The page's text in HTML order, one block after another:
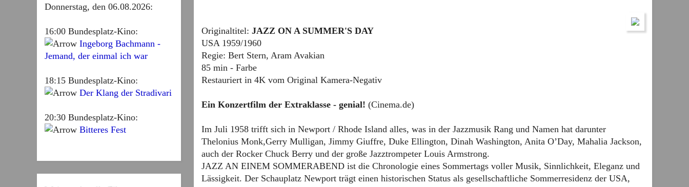
Donnerstag, den 06.08.2026:
16:00 Bundesplatz-Kino:
Ingeborg Bachmann -
Jemand, der einmal ich war
18:15 Bundesplatz-Kino:
Der Klang der Stradivari
20:30 Bundesplatz-Kino:
Bitteres Fest
Originaltitel:JAZZ ON A SUMMER'S DAY
USA 1959/1960
Regie: Bert Stern, Aram Avakian
85 min - Farbe
Restauriert in 4K vom Original Kamera-Negativ
Ein Konzertfilm der Extraklasse - genial! (Cinema.de)
Im Juli 1958 trifft sich in Newport / Rhode Island alles, was in der Jazzmusik Rang und Namen hat darunter
Thelonius Monk,Gerry Mulligan, Jimmy Giuffre, Duke Ellington, Dinah Washington, Anita O’Day, Mahalia Jackson,
auch der Rocker Chuck Berry und der große Jazztrompeter Louis Armstrong.
JAZZ AN EINEM SOMMERABEND ist die Chronologie eines Sommertags voller Musik, Sinnlichkeit, Eleganz und
Lässigkeit. Der Schauplatz Newport trägt einen historischen Status als gesellschaftliche Sommerresidenz der USA,